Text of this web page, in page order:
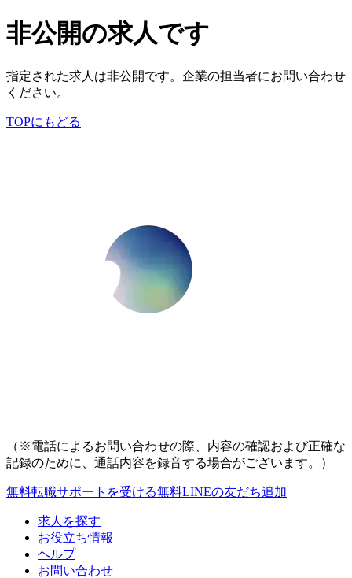
非公開の求人です
指定された求人は非公開です。企業の担当者にお問い合わせ
ください。
TOPにもどる
（※電話によるお問い合わせの際、内容の確認および正確な
記録のために、通話内容を録音する場合がございます。）
無料転職サポートを受ける無料LINEの友だち追加
求人を探す
お役立ち情報
ヘルプ
お問い合わせ